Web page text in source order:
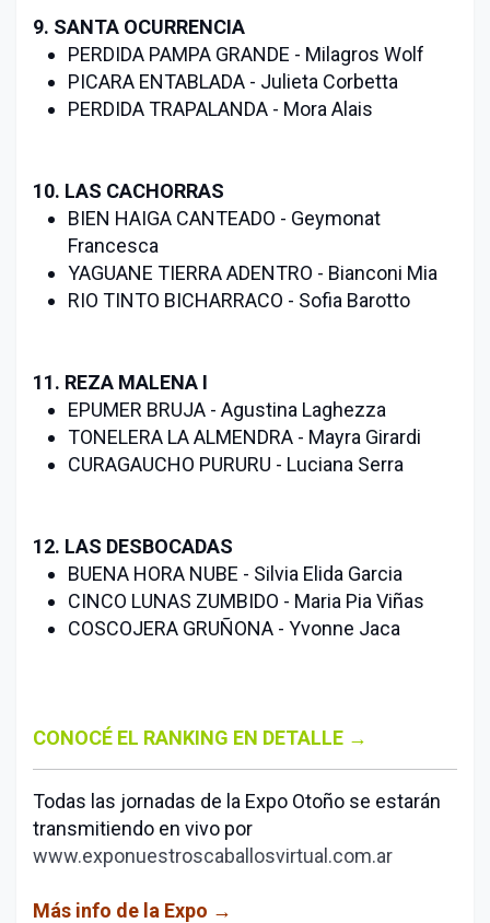
9. SANTA OCURRENCIA
PERDIDA PAMPA GRANDE - Milagros Wolf
PICARA ENTABLADA - Julieta Corbetta
PERDIDA TRAPALANDA - Mora Alais
10. LAS CACHORRAS
BIEN HAIGA CANTEADO - Geymonat
Francesca
YAGUANE TIERRA ADENTRO - Bianconi Mia
RIO TINTO BICHARRACO - Sofia Barotto
11. REZA MALENA I
EPUMER BRUJA - Agustina Laghezza
TONELERA LA ALMENDRA - Mayra Girardi
CURAGAUCHO PURURU - Luciana Serra
12. LAS DESBOCADAS
BUENA HORA NUBE - Silvia Elida Garcia
CINCO LUNAS ZUMBIDO - Maria Pia Viñas
COSCOJERA GRUÑONA - Yvonne Jaca
CONOCÉ EL RANKING EN DETALLE →
Todas las jornadas de la Expo Otoño se estarán
transmitiendo en vivo por
www.exponuestroscaballosvirtual.com.ar
Más info de la Expo →